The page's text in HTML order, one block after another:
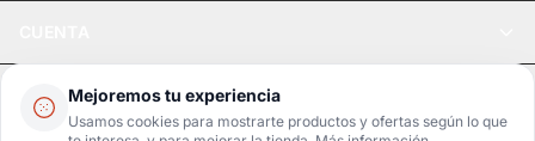
Mejoremos tu experiencia
Usamos cookies para mostrarte productos y ofertas según lo que
LEGAL